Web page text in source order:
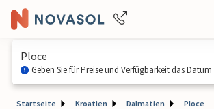
Ploce
Geben Sie für Preise und Verfügbarkeit das Datum
Startseite Kroatien Dalmatien Ploce